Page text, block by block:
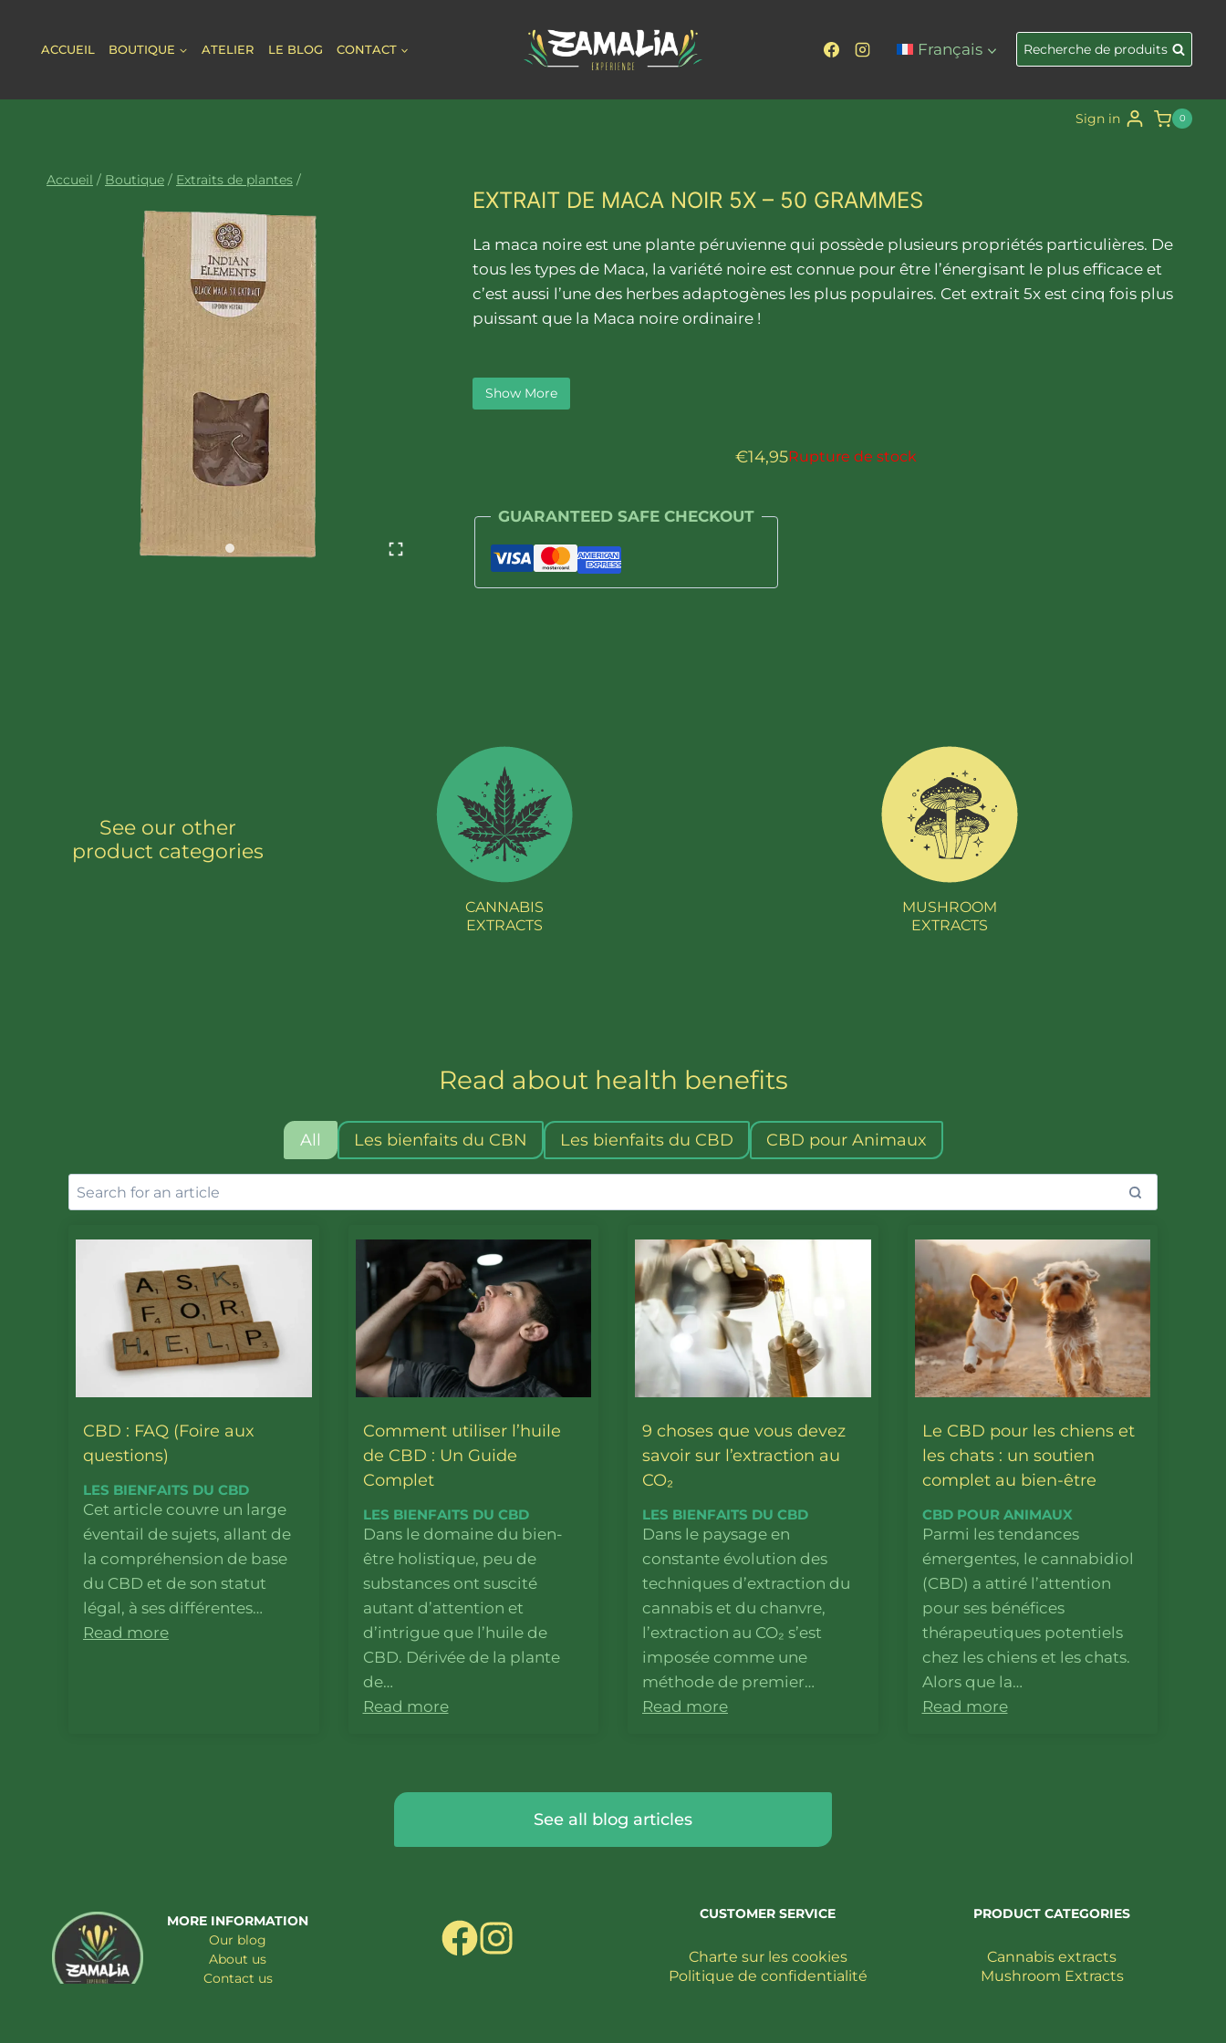
ACCUEIL BOUTIQUE ATELIER LE BLOG CONTACT Français Recherche de produits
Sign in 0
Accueil / Boutique / Extraits de plantes /
EXTRAIT DE MACA NOIR 5X – 50 GRAMMES
La maca noire est une plante péruvienne qui possède plusieurs propriétés particulières. De
tous les types de Maca, la variété noire est connue pour être l’énergisant le plus efficace et
c’est aussi l’une des herbes adaptogènes les plus populaires. Cet extrait 5x est cinq fois plus
puissant que la Maca noire ordinaire !
Show More
€14,95Rupture de stock
GUARANTEED SAFE CHECKOUT
See our other
product categories
CANNABIS
EXTRACTS
MUSHROOM
EXTRACTS
Read about health benefits
All Les bienfaits du CBN Les bienfaits du CBD CBD pour Animaux
CBD : FAQ (Foire aux
questions)
LES BIENFAITS DU CBD
Cet article couvre un large
éventail de sujets, allant de
la compréhension de base
du CBD et de son statut
légal, à ses différentes…
Read more
Comment utiliser l’huile
de CBD : Un Guide
Complet
LES BIENFAITS DU CBD
Dans le domaine du bien-
être holistique, peu de
substances ont suscité
autant d’attention et
d’intrigue que l’huile de
CBD. Dérivée de la plante
de…
Read more
9 choses que vous devez
savoir sur l’extraction au
CO₂
LES BIENFAITS DU CBD
Dans le paysage en
constante évolution des
techniques d’extraction du
cannabis et du chanvre,
l’extraction au CO₂ s’est
imposée comme une
méthode de premier…
Read more
Le CBD pour les chiens et
les chats : un soutien
complet au bien-être
CBD POUR ANIMAUX
Parmi les tendances
émergentes, le cannabidiol
(CBD) a attiré l’attention
pour ses bénéfices
thérapeutiques potentiels
chez les chiens et les chats.
Alors que la…
Read more
See all blog articles
MORE INFORMATION
Our blog
About us
Contact us
CUSTOMER SERVICE
Charte sur les cookies
Politique de confidentialité
PRODUCT CATEGORIES
Cannabis extracts
Mushroom Extracts